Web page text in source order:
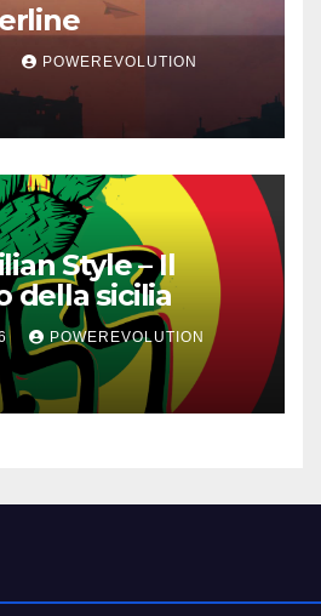
POWEREVOLUTION
Style – Il
della sicilia
POWEREVOLUTION